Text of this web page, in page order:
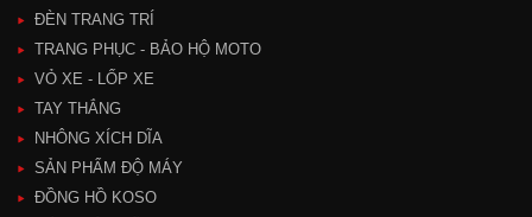
ĐÈN TRANG TRÍ
TRANG PHỤC - BẢO HỘ MOTO
VỎ XE - LỐP XE
TAY THẮNG
NHÔNG XÍCH DĨA
SẢN PHẨM ĐỘ MÁY
ĐỒNG HỒ KOSO